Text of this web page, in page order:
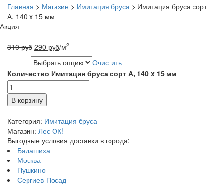
Главная > Магазин > Имитация бруса > Имитация бруса сорт
А, 140 x 15 мм
Акция
310руб 290 руб/м2
Очистить
Количество Имитация бруса сорт А, 140 x 15 мм
В корзину
Категория: Имитация бруса
Магазин: Лес ОК!
Выгодные условия доставки в города:
Балашиха
Москва
Пушкино
Сергиев-Посад